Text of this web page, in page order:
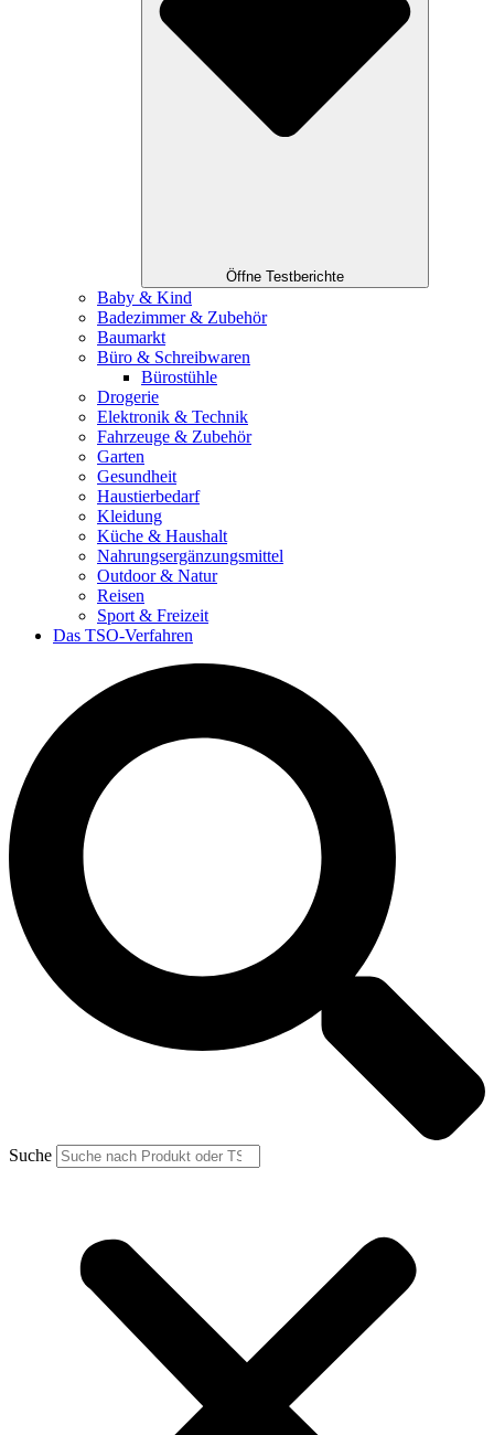
Öffne Testberichte
Baby & Kind
Badezimmer & Zubehör
Baumarkt
Büro & Schreibwaren
Bürostühle
Drogerie
Elektronik & Technik
Fahrzeuge & Zubehör
Garten
Gesundheit
Haustierbedarf
Kleidung
Küche & Haushalt
Nahrungsergänzungsmittel
Outdoor & Natur
Reisen
Sport & Freizeit
Das TSO-Verfahren
Suche